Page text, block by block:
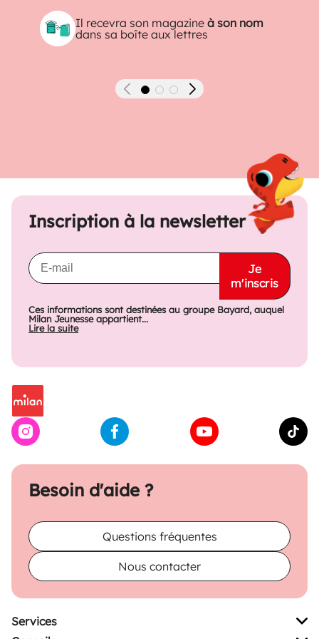
Il recevra son magazineà son nom
dans sa boîte aux lettres
Précédent Suivant
Besoin d'aide ?
Questions fréquentes
Nous contacter
Inscription à la newsletter
Je
m'inscris
Ces informations sont destinées au groupe Bayard, auquel
Milan Jeunesse appartient...
Lire la suite
Services